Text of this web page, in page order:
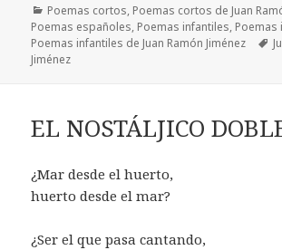
Categorías
Poemas cortos, Poemas cortos de Juan
Poemas españoles, Poemas infantiles,
Poemas infantiles de Juan Ramón Jiménez
Jiménez
EL NOSTÁLJICO
¿Mar desde el huerto,
huerto desde el mar?
¿Ser el que pasa cantando,